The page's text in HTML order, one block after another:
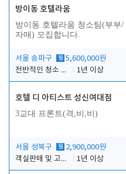
방이동 호텔라움
방이동 호텔라움 청소팀(부부/
자매) 모집합니다.
서울 송파구 월 5,600,000원
전반적인 청소 업무(객실청소.객실정리)
1년 이상
호텔 디 아티스트 성신여대점
3교대 프론트(격,비,비)
서울 성북구 월 2,900,000원
객실판매 및 고객응대
1년 이상